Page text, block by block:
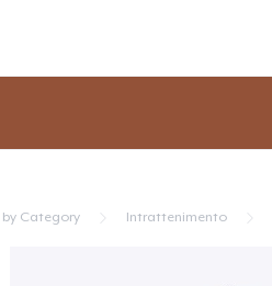
by Category Intrattenimento